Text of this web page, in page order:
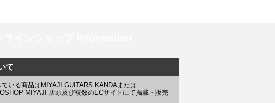
て
ている商品はMIYAJI GUITARS KANDAまたは
MIYAJI 店頭及び複数のECサイトにて掲載・販売